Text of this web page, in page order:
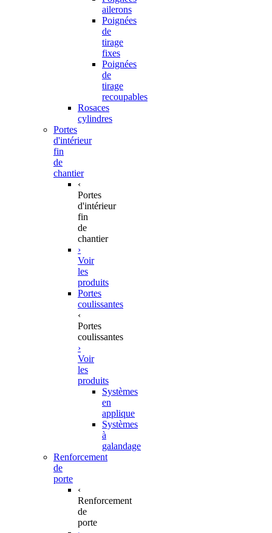
ailerons
Poignées
de
tirage
fixes
Poignées
de
tirage
recoupables
Rosaces
cylindres
Portes
d'intérieur
fin
de
chantier
‹
Portes
d'intérieur
fin
de
chantier
›
Voir
les
produits
Portes
coulissantes
‹
Portes
coulissantes
›
Voir
les
produits
Systèmes
en
applique
Systèmes
à
galandage
Renforcement
de
porte
‹
Renforcement
de
porte